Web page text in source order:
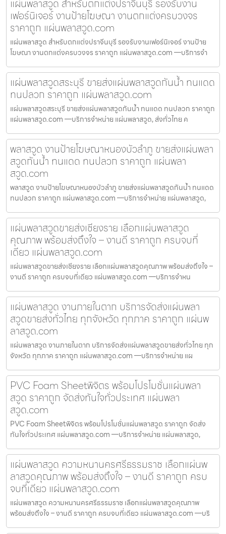
แผ่นพลาสวูด สำหรับตกแต่งปราจีนบุรี รองรับงาน
เฟอร์นิเจอร์ งานป้ายโฆษณา งานตกแต่งครบวงจร
ราคาถูก แผ่นพลาสวูด.com
แผ่นพลาสวูด สำหรับตกแต่งปราจีนบุรี รองรับงานเฟอร์นิเจอร์ งานป้าย
โฆษณา งานตกแต่งครบวงจร ราคาถูก แผ่นพลาสวูด.com —บริการจำ
แผ่นพลาสวูดสระบุรี ขายส่งแผ่นพลาสวูดกันน้ำ ทนแดด
ทนปลวก ราคาถูก แผ่นพลาสวูด.com
แผ่นพลาสวูดสระบุรี ขายส่งแผ่นพลาสวูดกันน้ำ ทนแดด ทนปลวก ราคาถูก
แผ่นพลาสวูด.com —บริการจำหน่าย แผ่นพลาสวูด, ส่งทั่วไทย ค
พลาสวูด งานป้ายโฆษณาหนองบัวลำภู ขายส่งแผ่นพลา
สวูดกันน้ำ ทนแดด ทนปลวก ราคาถูก แผ่นพลา
สวูด.com
พลาสวูด งานป้ายโฆษณาหนองบัวลำภู ขายส่งแผ่นพลาสวูดกันน้ำ ทนแดด
ทนปลวก ราคาถูก แผ่นพลาสวูด.com —บริการจำหน่าย แผ่นพลาสวูด,
แผ่นพลาสวูดขายส่งเชียงราย เลือกแผ่นพลาสวูด
คุณภาพ พร้อมส่งถึงใจ – งานดี ราคาถูก ครบจบที่
เดียว แผ่นพลาสวูด.com
แผ่นพลาสวูดขายส่งเชียงราย เลือกแผ่นพลาสวูดคุณภาพ พร้อมส่งถึงใจ –
งานดี ราคาถูก ครบจบที่เดียว แผ่นพลาสวูด.com —บริการจำหน
แผ่นพลาสวูด งานภายในตาก บริการจัดส่งแผ่นพลา
สวูดขายส่งทั่วไทย ทุกจังหวัด ทุกภาค ราคาถูก แผ่นพ
ลาสวูด.com
แผ่นพลาสวูด งานภายในตาก บริการจัดส่งแผ่นพลาสวูดขายส่งทั่วไทย ทุก
จังหวัด ทุกภาค ราคาถูก แผ่นพลาสวูด.com —บริการจำหน่าย แผ
PVC Foam Sheetพิจิตร พร้อมโปรโมชั่นแผ่นพลา
สวูด ราคาถูก จัดส่งทันใจทั่วประเทศ แผ่นพลา
สวูด.com
PVC Foam Sheetพิจิตร พร้อมโปรโมชั่นแผ่นพลาสวูด ราคาถูก จัดส่ง
ทันใจทั่วประเทศ แผ่นพลาสวูด.com —บริการจำหน่าย แผ่นพลาสวูด,
แผ่นพลาสวูด ความหนานครศรีธรรมราช เลือกแผ่นพ
ลาสวูดคุณภาพ พร้อมส่งถึงใจ – งานดี ราคาถูก ครบ
จบที่เดียว แผ่นพลาสวูด.com
แผ่นพลาสวูด ความหนานครศรีธรรมราช เลือกแผ่นพลาสวูดคุณภาพ
พร้อมส่งถึงใจ – งานดี ราคาถูก ครบจบที่เดียว แผ่นพลาสวูด.com —บริ